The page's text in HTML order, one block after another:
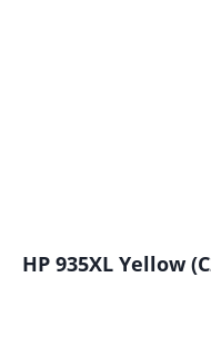
HP 935XL Yellow